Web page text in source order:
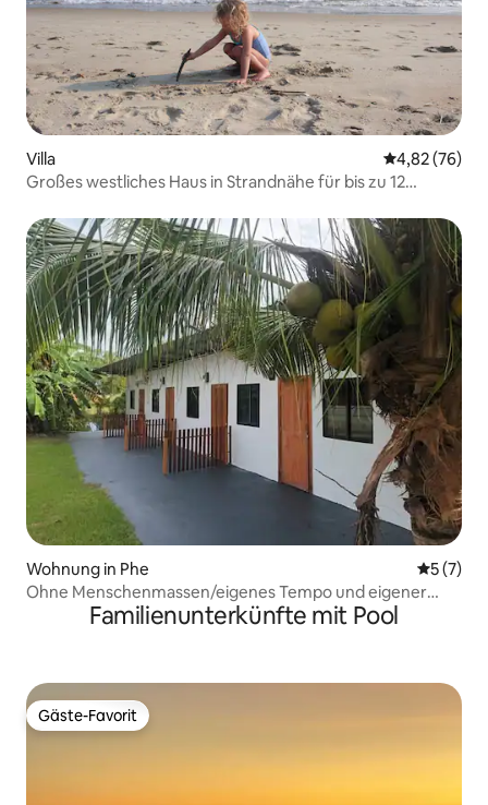
Villa
4,82 (76)
Großes westliches Haus in Strandnähe für bis zu 12
Wohnung in Phe
5 (7)
Ohne Menschenmassen/eigenes Tempo und eigener
Familienunterkünfte mit Pool
Gäste-Favorit
Gäste-Favorit